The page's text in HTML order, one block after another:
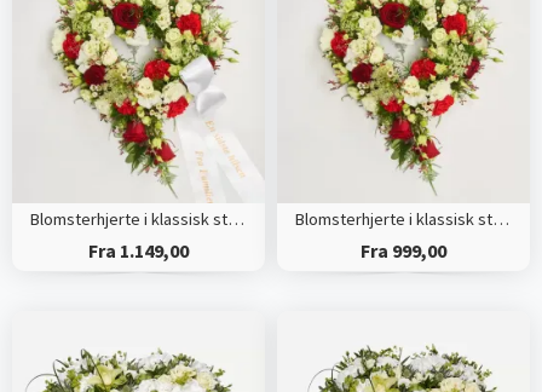
Blomsterhjerte i klassisk stil med bånd
Fra 1.149,00
Blomsterhjerte i klassisk stil - rød og hvid
Fra 999,00